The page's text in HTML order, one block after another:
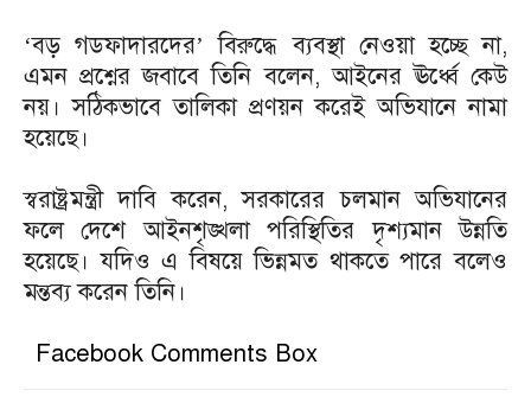
‘বড় গডফাদারদের’ বিরুদ্ধে ব্যবস্থা নেওয়া হচ্ছে না,
এমন প্রশ্নের জবাবে তিনি বলেন, আইনের ঊর্ধ্বে কেউ
নয়। সঠিকভাবে তালিকা প্রণয়ন করেই অভিযানে নামা
হয়েছে।
স্বরাষ্ট্রমন্ত্রী দাবি করেন, সরকারের চলমান অভিযানের
ফলে দেশে আইনশৃঙ্খলা পরিস্থিতির দৃশ্যমান উন্নতি
হয়েছে। যদিও এ বিষয়ে ভিন্নমত থাকতে পারে বলেও
মন্তব্য করেন তিনি।
Facebook Comments Box